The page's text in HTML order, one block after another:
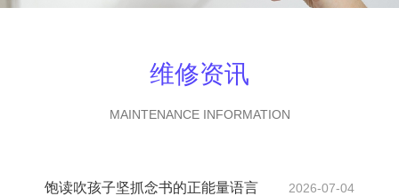
维修资讯
MAINTENANCE INFORMATION
饱读吹孩子坚抓念书的正能量语言 2026-07-04